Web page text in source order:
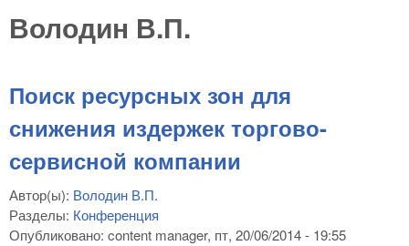
Володин В.П.
Поиск ресурсных зон для
снижения издержек торгово-
сервисной компании
Автор(ы): Володин В.П.
Разделы: Конференция
Опубликовано: content manager, пт, 20/06/2014 - 19:55